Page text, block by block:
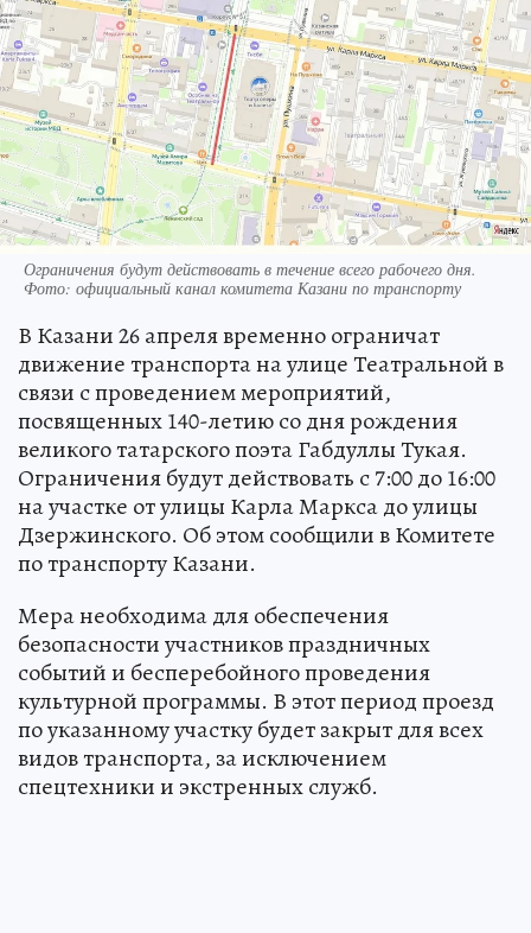
Ограничения будут действовать в течение всего рабочего дня.
Фото: официальный канал комитета Казани по транспорту
В Казани 26 апреля временно ограничат
движение транспорта на улице Театральной в
связи с проведением мероприятий,
посвященных 140-летию со дня рождения
великого татарского поэта Габдуллы Тукая.
Ограничения будут действовать с 7:00 до 16:00
на участке от улицы Карла Маркса до улицы
Дзержинского. Об этом сообщили в Комитете
по транспорту Казани.
Мера необходима для обеспечения
безопасности участников праздничных
событий и бесперебойного проведения
культурной программы. В этот период проезд
по указанному участку будет закрыт для всех
видов транспорта, за исключением
спецтехники и экстренных служб.